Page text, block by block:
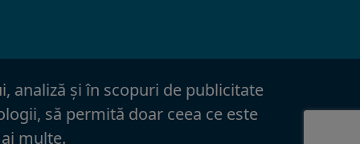
analiză şi în scopuri de publicitate
să permită doar ceea ce este
multe.